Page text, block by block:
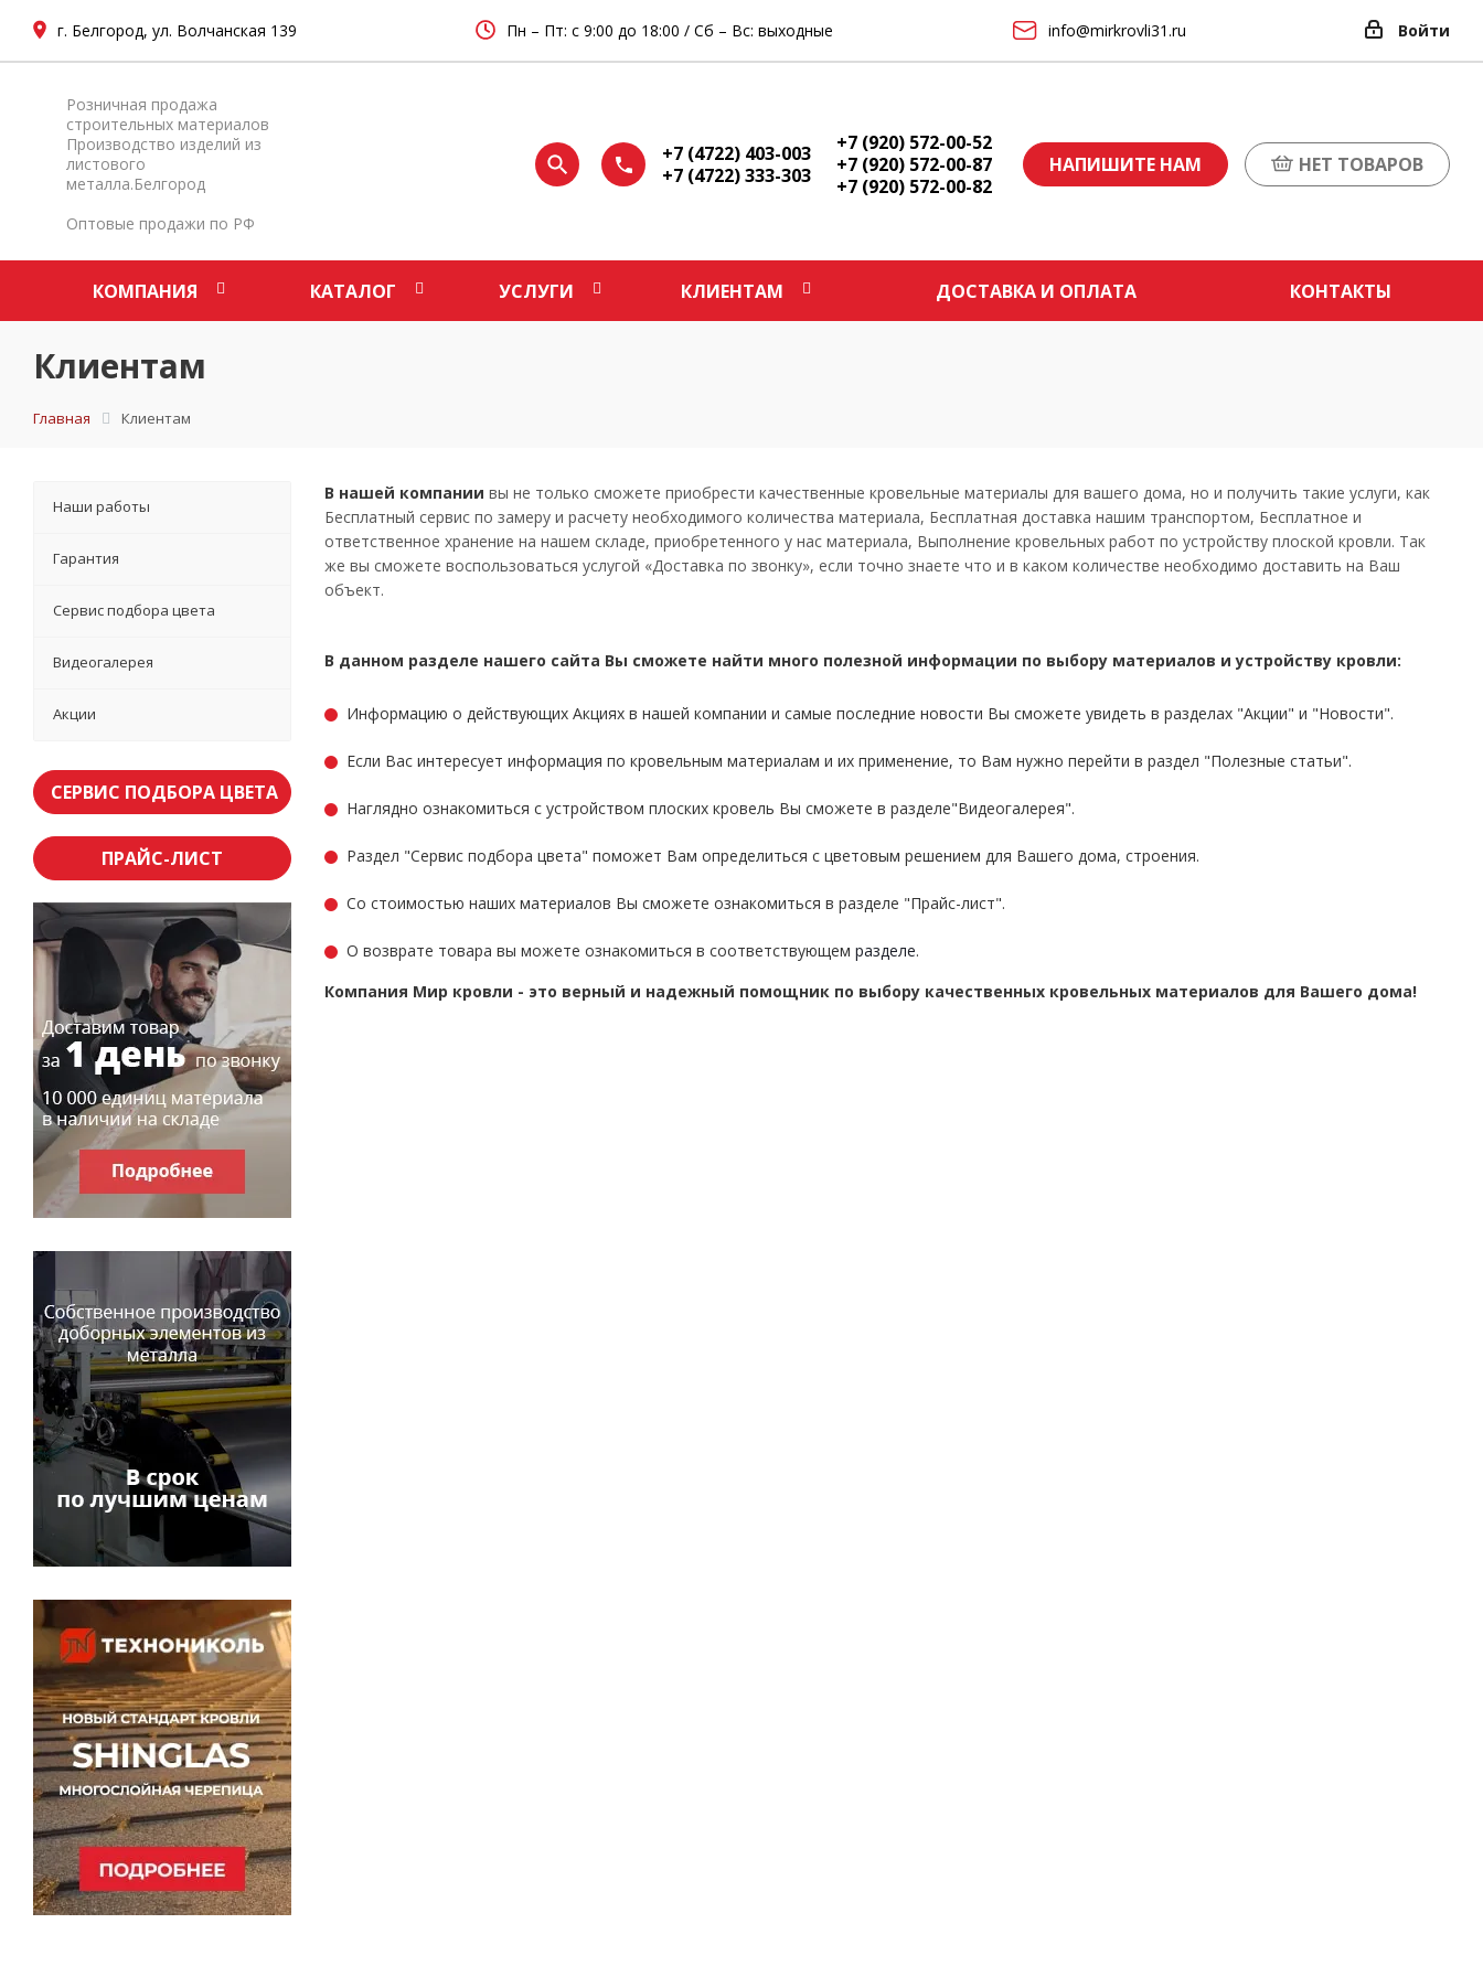
г. Белгород, ул. Волчанская 139 Пн – Пт: с 9:00 до 18:00 / Сб – Вс: выходные info@mirkrovli31.ru Войти
Розничная продажа
строительных материалов
Производство изделий из
листового
металла.Белгород
Оптовые продажи по РФ
+7 (4722) 403-003
+7 (4722) 333-303
+7 (920) 572-00-52
+7 (920) 572-00-87
+7 (920) 572-00-82
НАПИШИТЕ НАМ НЕТ ТОВАРОВ
КОМПАНИЯ КАТАЛОГ УСЛУГИ КЛИЕНТАМ ДОСТАВКА И ОПЛАТА КОНТАКТЫ
Клиентам
Главная Клиентам
В нашей компании вы не только сможете приобрести качественные кровельные материалы для вашего дома, но и получить такие услуги, как
Бесплатный сервис по замеру и расчету необходимого количества материала, Бесплатная доставка нашим транспортом, Бесплатное и
ответственное хранение на нашем складе, приобретенного у нас материала, Выполнение кровельных работ по устройству плоской кровли. Так
же вы сможете воспользоваться услугой «Доставка по звонку», если точно знаете что и в каком количестве необходимо доставить на Ваш
объект.
В данном разделе нашего сайта Вы сможете найти много полезной информации по выбору материалов и устройству кровли:
Информацию о действующих Акциях в нашей компании и самые последние новости Вы сможете увидеть в разделах "Акции" и "Новости".
Если Вас интересует информация по кровельным материалам и их применение, то Вам нужно перейти в раздел "Полезные статьи".
Наглядно ознакомиться с устройством плоских кровель Вы сможете в разделе"Видеогалерея".
Раздел "Сервис подбора цвета" поможет Вам определиться с цветовым решением для Вашего дома, строения.
Со стоимостью наших материалов Вы сможете ознакомиться в разделе "Прайс-лист".
О возврате товара вы можете ознакомиться в соответствующем разделе.
Компания Мир кровли - это верный и надежный помощник по выбору качественных кровельных материалов для Вашего дома!
Наши работы
Гарантия
Сервис подбора цвета
Видеогалерея
Акции
СЕРВИС ПОДБОРА ЦВЕТА
ПРАЙС-ЛИСТ